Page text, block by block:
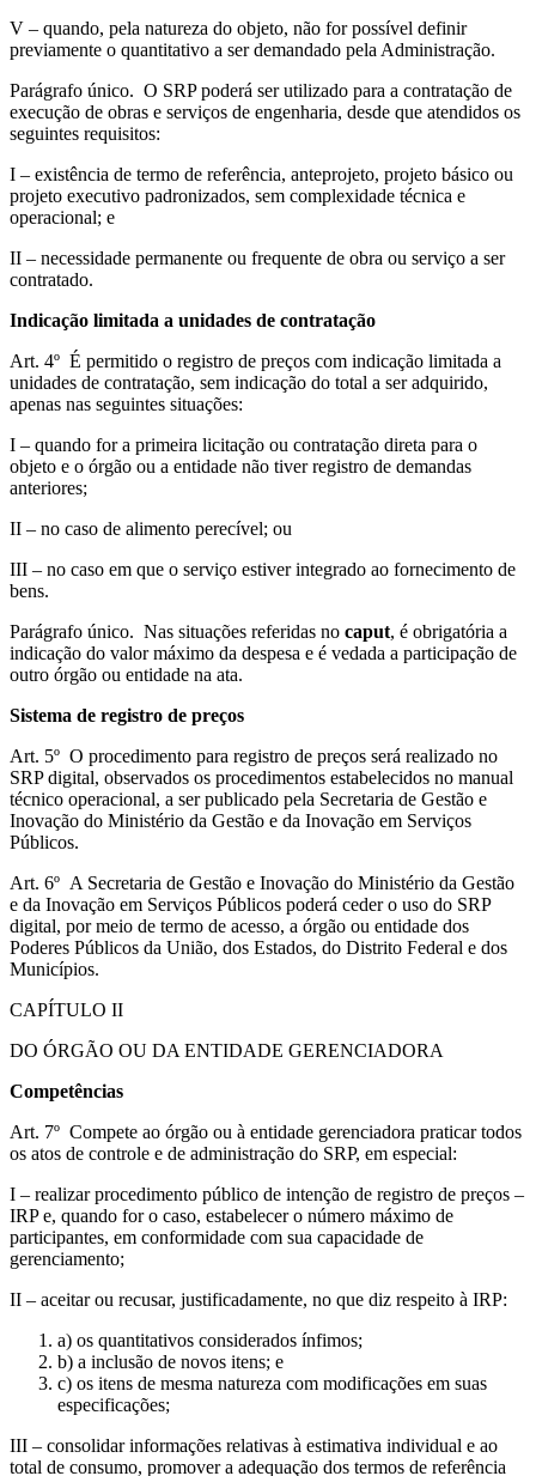
V – quando, pela natureza do objeto, não for possível definir
previamente o quantitativo a ser demandado pela Administração.
Parágrafo único. O SRP poderá ser utilizado para a contratação de
execução de obras e serviços de engenharia, desde que atendidos os
seguintes requisitos:
I – existência de termo de referência, anteprojeto, projeto básico ou
projeto executivo padronizados, sem complexidade técnica e
operacional; e
II – necessidade permanente ou frequente de obra ou serviço a ser
contratado.
Indicação limitada a unidades de contratação
Art. 4º É permitido o registro de preços com indicação limitada a
unidades de contratação, sem indicação do total a ser adquirido,
apenas nas seguintes situações:
I – quando for a primeira licitação ou contratação direta para o
objeto e o órgão ou a entidade não tiver registro de demandas
anteriores;
II – no caso de alimento perecível; ou
III – no caso em que o serviço estiver integrado ao fornecimento de
bens.
Parágrafo único. Nas situações referidas no caput, é obrigatória a
indicação do valor máximo da despesa e é vedada a participação de
outro órgão ou entidade na ata.
Sistema de registro de preços
Art. 5º O procedimento para registro de preços será realizado no
SRP digital, observados os procedimentos estabelecidos no manual
técnico operacional, a ser publicado pela Secretaria de Gestão e
Inovação do Ministério da Gestão e da Inovação em Serviços
Públicos.
Art. 6º A Secretaria de Gestão e Inovação do Ministério da Gestão
e da Inovação em Serviços Públicos poderá ceder o uso do SRP
digital, por meio de termo de acesso, a órgão ou entidade dos
Poderes Públicos da União, dos Estados, do Distrito Federal e dos
Municípios.
CAPÍTULO II
DO ÓRGÃO OU DA ENTIDADE GERENCIADORA
Competências
Art. 7º Compete ao órgão ou à entidade gerenciadora praticar todos
os atos de controle e de administração do SRP, em especial:
I – realizar procedimento público de intenção de registro de preços –
IRP e, quando for o caso, estabelecer o número máximo de
participantes, em conformidade com sua capacidade de
gerenciamento;
II – aceitar ou recusar, justificadamente, no que diz respeito à IRP:
a) os quantitativos considerados ínfimos;
b) a inclusão de novos itens; e
c) os itens de mesma natureza com modificações em suas
especificações;
III – consolidar informações relativas à estimativa individual e ao
total de consumo, promover a adequação dos termos de referência